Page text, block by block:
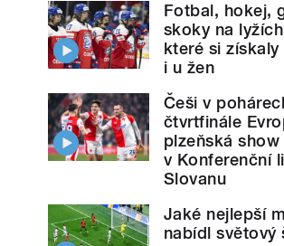
Fotbal, hokej,
skoky na
které si
i u žen
Češi v
čtvrtfinále
plzeňská show
v Konferenční
Slovanu
Jaké nejlepší
nabídl světový